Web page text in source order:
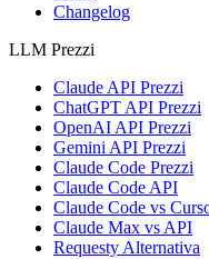
Changelog
LLM Prezzi
Claude API Prezzi
ChatGPT API Prezzi
OpenAI API Prezzi
Gemini API Prezzi
Claude Code Prezzi
Claude Code API
Claude Code vs
Claude Max vs API
Requesty Alternativa